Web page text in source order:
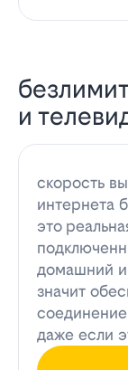
и
скорость
интернета
это
домашний
значит
даже если